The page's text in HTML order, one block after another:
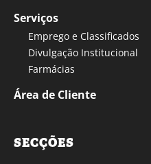
Serviços
Emprego e Classificados
Divulgação Institucional
Farmácias
Área de Cliente
SECÇÕES